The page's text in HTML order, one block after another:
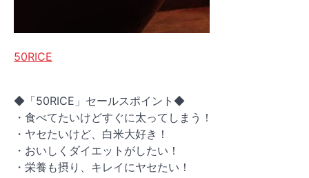
50RICE
◆「50RICE」セールスポイント◆
・食べてたいけどすぐに太ってしまう！
・ヤセたいけど、白米大好き！
・おいしくダイエットがしたい！
・栄養も摂り、キレイにヤセたい！